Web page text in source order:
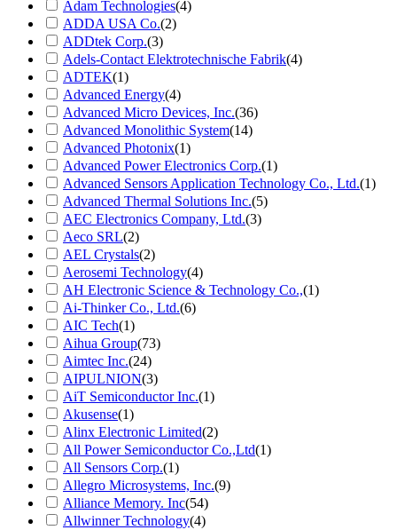
Adam Technologies(4)
ADDA USA Co.(2)
ADDtek Corp.(3)
Adels-Contact Elektrotechnische Fabrik(4)
ADTEK(1)
Advanced Energy(4)
Advanced Micro Devices, Inc.(36)
Advanced Monolithic System(14)
Advanced Photonix(1)
Advanced Power Electronics Corp.(1)
Advanced Sensors Application Technology Co., Ltd.(1)
Advanced Thermal Solutions Inc.(5)
AEC Electronics Company, Ltd.(3)
Aeco SRL(2)
AEL Crystals(2)
Aerosemi Technology(4)
AH Electronic Science & Technology Co.,(1)
Ai-Thinker Co., Ltd.(6)
AIC Tech(1)
Aihua Group(73)
Aimtec Inc.(24)
AIPULNION(3)
AiT Semiconductor Inc.(1)
Akusense(1)
Alinx Electronic Limited(2)
All Power Semiconductor Co.,Ltd(1)
All Sensors Corp.(1)
Allegro Microsystems, Inc.(9)
Alliance Memory. Inc(54)
Allwinner Technology(4)